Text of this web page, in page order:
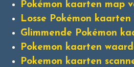
Pokémon kaarten map
Losse Pokémon kaarten
Glimmende Pokémon
Pokemon kaarten
Pokemon kaarten